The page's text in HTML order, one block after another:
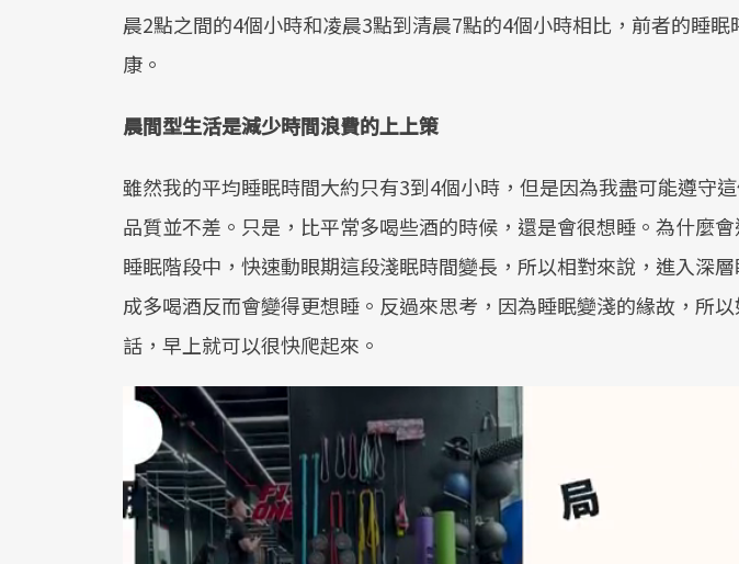
晨2點之間的4個小時和凌晨3點到清晨7點的4個小時相比，前者的睡
康。
晨間型生活是減少時間浪費的上上策
雖然我的平均睡眠時間大約只有3到4個小時，但是因為我盡可能遵守
品質並不差。只是，比平常多喝些酒的時候，還是會很想睡。為什麼
睡眠階段中，快速動眼期這段淺眠時間變長，所以相對來說，進入深
成多喝酒反而會變得更想睡。反過來思考，因為睡眠變淺的緣故，所
話，早上就可以很快爬起來。